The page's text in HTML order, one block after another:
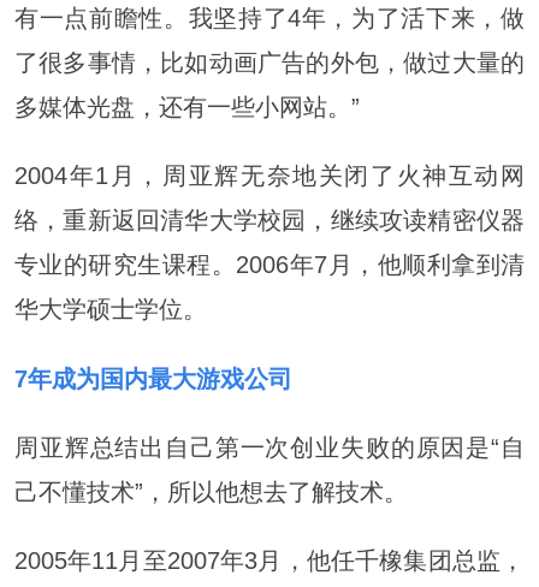
有一点前瞻性。我坚持了4年，为了活下来，做
了很多事情，比如动画广告的外包，做过大量的
多媒体光盘，还有一些小网站。”
2004年1月，周亚辉无奈地关闭了火神互动网
络，重新返回清华大学校园，继续攻读精密仪器
专业的研究生课程。2006年7月，他顺利拿到清
华大学硕士学位。
7年成为国内最大游戏公司
周亚辉总结出自己第一次创业失败的原因是“自
己不懂技术”，所以他想去了解技术。
2005年11月至2007年3月，他任千橡集团总监，